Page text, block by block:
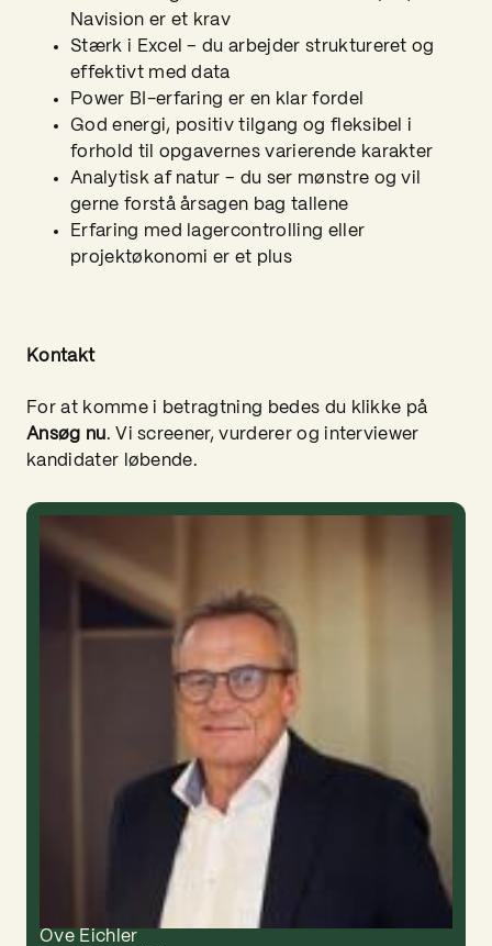
Navision er et krav
Stærk i Excel – du arbejder struktureret og
effektivt med data
Power BI-erfaring er en klar fordel
God energi, positiv tilgang og fleksibel i
forhold til opgavernes varierende karakter
Analytisk af natur – du ser mønstre og vil
gerne forstå årsagen bag tallene
Erfaring med lagercontrolling eller
projektøkonomi er et plus
Kontakt
For at komme i betragtning bedes du klikke på
Ansøg nu. Vi screener, vurderer og interviewer
kandidater løbende.
Ove Eichler